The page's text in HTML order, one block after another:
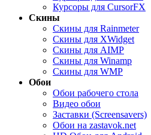
Курсоры для CursorFX
Скины
Скины для Rainmeter
Скины для XWidget
Скины для AIMP
Скины для Winamp
Скины для WMP
Обои
Обои рабочего стола
Видео обои
Заставки (Screensavers)
Обои на zastavok.net